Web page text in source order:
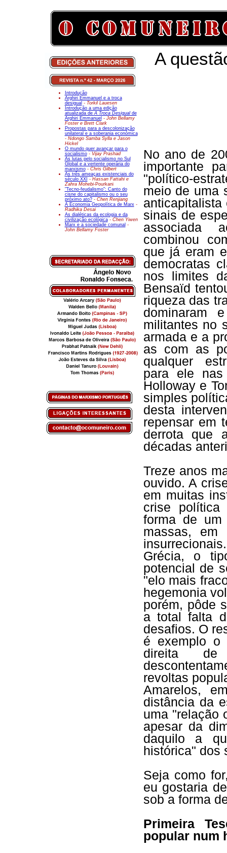
Introdução
Arghiri Emmanuel e a troca
desigual - Torkil Lauesen
Introdução a uma edição
atualizada deA Troca Desigualde
Arghiri Emmanuel - John Bellamy
Foster e Brett Clark
Propostas para a descolonização
unilateral e a soberania económica
- Ndongo Samba Sylla e Jason
Hickel
O mundo quer avançar para o
socialismo- Vijay Prashad
As lutas pelo socialismo no Sul
Global e a vertente operária do
marxismo- Chris Gilbert
As três ameaças existenciais do
século XXI - Hassan Fattahi e
Zahra Mohebi-Pourkani
"Tecno-feudalismo": Canto do
cisne do capitalismo ou o seu
próximo ato? - Chen Renjiang
A Economia Geopolítica de Marx-
Radhika Desai
As dialéticas da ecologia e da
civilização ecológica - Chen Yiwen
Marx e a sociedade comunal -
John Bellamy Foster
A
No ano de
importante
"político-
meio de uma
anticapitalista
sinais de
associada
combinou
que já eram
democratas
nos limites
Bensaïd
riqueza das
dominaram
militantes no
armada e a
as com as
qualquer
para ele nas
Holloway e
simples
desta
repensar em
derrota que
décadas
Treze anos
ouvido. A
em muitas
crise
forma de um
massas, em
Grécia, o
potencial de
"elo mais
hegemonia
porém, pôde
a total falta
desafios. O
é exemplo o
direita
revoltas
Amarelos,
distância da
uma "relação
apesar da
daquilo a
histórica" dos
Seja como
eu gostaria
sob a forma
Primeira
popular num